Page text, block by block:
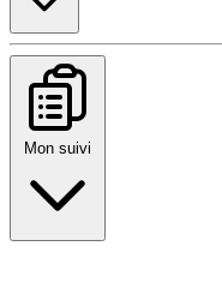
Mon suivi